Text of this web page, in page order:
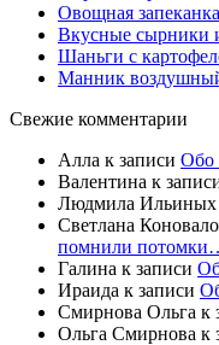
Овощная
Вкусные сырники
Шаньги с
Манник
Свежие комментарии
Алла к записи Обо
Валентина к
Людмила Ильиных
Светлана
помнили
Галина к записи
Ираида к записи
Смирнова Ольга к
Ольга Смирнова к